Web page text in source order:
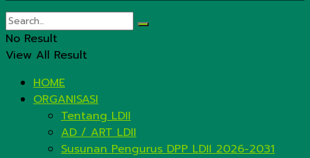
No Result
View All Result
HOME
ORGANISASI
Tentang LDII
AD / ART LDII
Susunan Pengurus DPP LDII 2026-2031